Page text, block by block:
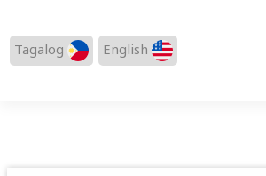
English
Tagalog